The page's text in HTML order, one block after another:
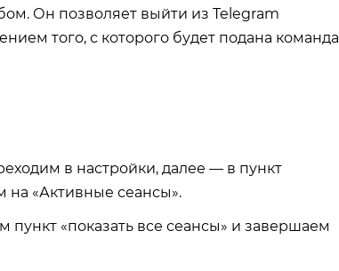
Он позволяет выйти из Telegram
того, с которого будет подана команда
в настройки, далее — в пункт
на «Активные сеансы».
«показать все сеансы» и завершаем